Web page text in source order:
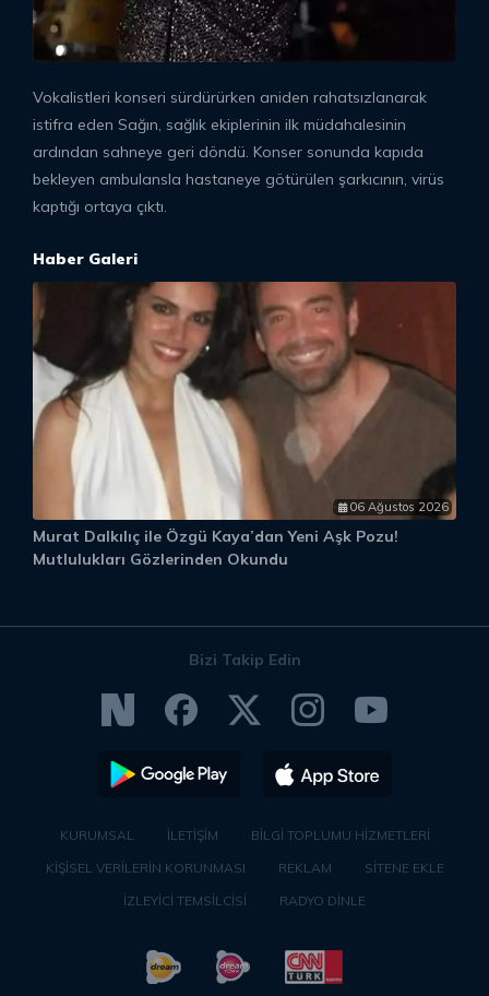
Vokalistleri konseri sürdürürken aniden rahatsızlanarak
istifra eden Sağın, sağlık ekiplerinin ilk müdahalesinin
ardından sahneye geri döndü. Konser sonunda kapıda
bekleyen ambulansla hastaneye götürülen şarkıcının, virüs
kaptığı ortaya çıktı.
Haber Galeri
06 Ağustos 2026
Murat Dalkılıç ile Özgü Kaya’dan Yeni Aşk Pozu!
Mutlulukları Gözlerinden Okundu
Bizi Takip Edin
KURUMSAL İLETİŞİM
BİLGİ TOPLUMU HİZMETLERİ
KİŞİSEL VERİLERİN KORUNMASI
REKLAM
SİTENE EKLE
İZLEYİCİ TEMSİLCİSİ
RADYO DİNLE